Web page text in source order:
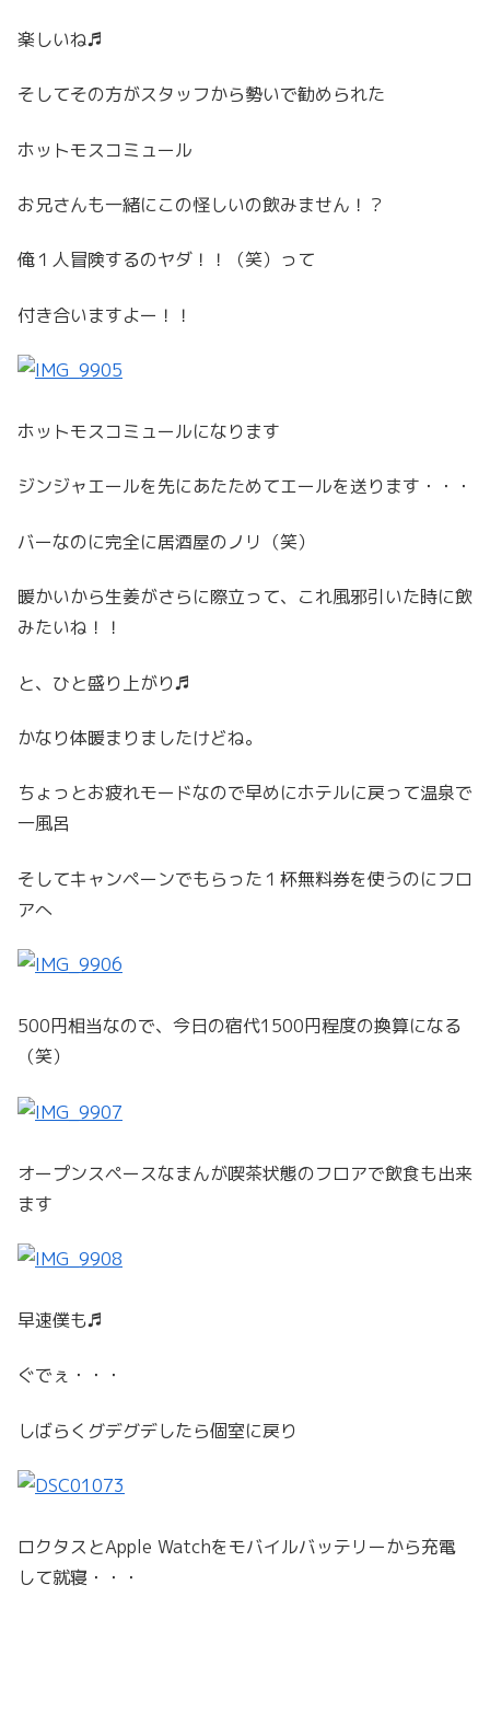
楽しいね♬
そしてその方がスタッフから勢いで勧められた
ホットモスコミュール
お兄さんも一緒にこの怪しいの飲みません！？
俺１人冒険するのヤダ！！（笑）って
付き合いますよー！！
ホットモスコミュールになります
ジンジャエールを先にあたためてエールを送ります・・・
バーなのに完全に居酒屋のノリ（笑）
暖かいから生姜がさらに際立って、これ風邪引いた時に飲
みたいね！！
と、ひと盛り上がり♬
かなり体暖まりましたけどね。
ちょっとお疲れモードなので早めにホテルに戻って温泉で
一風呂
そしてキャンペーンでもらった１杯無料券を使うのにフロ
アへ
500円相当なので、今日の宿代1500円程度の換算になる
（笑）
オープンスペースなまんが喫茶状態のフロアで飲食も出来
ます
早速僕も♬
ぐでぇ・・・
しばらくグデグデしたら個室に戻り
ロクタスとApple Watchをモバイルバッテリーから充電
して就寝・・・